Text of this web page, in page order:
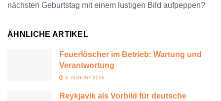
nächsten Geburtstag mit einem lustigen Bild aufpeppen?
ÄHNLICHE ARTIKEL
Feuerlöscher im Betrieb: Wartung und
Verantwortung
8. AUGUST 2026
Reykjavik als Vorbild für deutsche